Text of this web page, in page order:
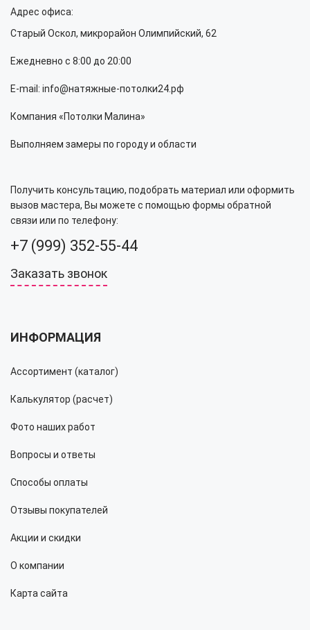
Адрес офиса:
Старый Оскол, микрорайон Олимпийский, 62
Ежедневно с 8:00 до 20:00
E-mail: info@натяжные-потолки24.рф
Компания «Потолки Малина»
Выполняем замеры по городу и области
Получить консультацию, подобрать материал или оформить
вызов мастера, Вы можете с помощью формы обратной
связи или по телефону:
+7 (999) 352-55-44
Заказать звонок
ИНФОРМАЦИЯ
Ассортимент (каталог)
Калькулятор (расчет)
Фото наших работ
Вопросы и ответы
Способы оплаты
Отзывы покупателей
Акции и скидки
О компании
Карта сайта